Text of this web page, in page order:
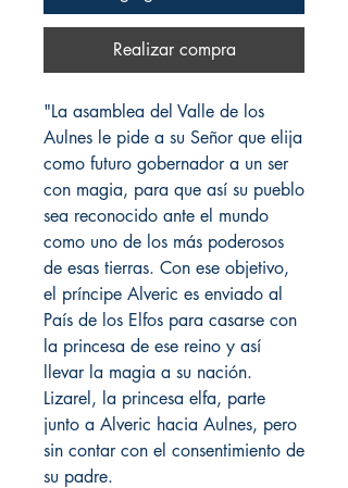
Realizar compra
"La asamblea del Valle de los
Aulnes le pide a su Señor que elija
como futuro gobernador a un ser
con magia, para que así su pueblo
sea reconocido ante el mundo
como uno de los más poderosos
de esas tierras. Con ese objetivo,
el príncipe Alveric es enviado al
País de los Elfos para casarse con
la princesa de ese reino y así
llevar la magia a su nación.
Lizarel, la princesa elfa, parte
junto a Alveric hacia Aulnes, pero
sin contar con el consentimiento de
su padre.